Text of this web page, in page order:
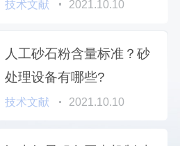
技术文献 2021.10.10
人工砂石粉含量标准？砂
处理设备有哪些?
技术文献 2021.10.10